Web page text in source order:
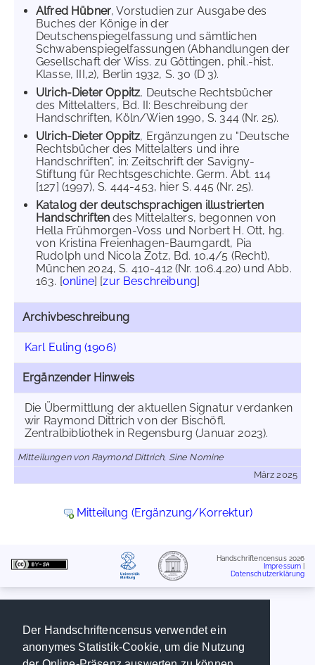
Der Handschriftencensus verwendet ein
anonymes Statistik-Cookie, um die Nutzung
Alfred Hübner, Vorstudien zur Ausgabe des
Buches der Könige in der
Deutschenspiegelfassung und sämtlichen
Schwabenspiegelfassungen (Abhandlungen der
Gesellschaft der Wiss. zu Göttingen, phil.-hist.
Klasse, III,2), Berlin 1932, S. 30 (D 3).
Ulrich-Dieter Oppitz, Deutsche Rechtsbücher
des Mittelalters, Bd. II: Beschreibung der
Handschriften, Köln/Wien 1990, S. 344 (Nr. 25).
Ulrich-Dieter Oppitz, Ergänzungen zu "Deutsche
Rechtsbücher des Mittelalters und ihre
Handschriften", in: Zeitschrift der Savigny-
Stiftung für Rechtsgeschichte. Germ. Abt. 114
[127] (1997), S. 444-453, hier S. 445 (Nr. 25).
Katalog der deutschsprachigen illustrierten
Handschriften des Mittelalters, begonnen von
Hella Frühmorgen-Voss und Norbert H. Ott, hg.
von Kristina Freienhagen-Baumgardt, Pia
Rudolph und Nicola Zotz, Bd. 10,4/5 (Recht),
München 2024, S. 410-412 (Nr. 106.4.20) und Abb.
163. [online] [zur Beschreibung]
Archivbeschreibung
Karl Euling (1906)
Ergänzender Hinweis
Die Übermittlung der aktuellen Signatur verdanken
wir Raymond Dittrich von der Bischöfl.
Zentralbibliothek in Regensburg (Januar 2023).
Mitteilungen von Raymond Dittrich, Sine Nomine
März 2025
Mitteilung (Ergänzung/Korrektur)
Handschriftencensus 2026
Impressum
Datenschutzerklärung